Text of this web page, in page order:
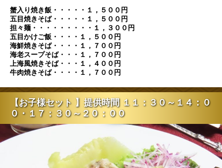
蟹入り焼き飯・・・・・１，５００円
五目焼きそば・・・・・１，５００円
担々麺・・・・・・・・・１，３００円
五目かけご飯・・・・１，５００円
海鮮焼きそば・・・・１，７００円
海老スープそば・・・１，７００円
上海風焼きそば・・・１，４００円
牛肉焼きそば・・・・１，７００円
【お子様セット 】提供時間 １１：３０～１４：０
０・１７：３０～２０：００